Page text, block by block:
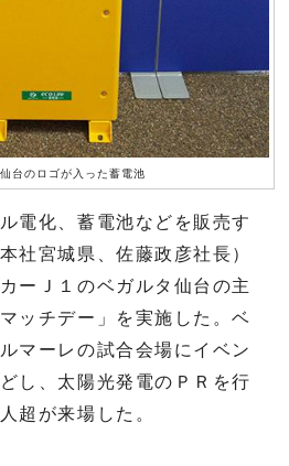
台のロゴが入った蓄電池
電化、蓄電池などを販売す
社宮城県、佐藤政彦社長）
ーＪ１のベガルタ仙台の主
ッチデー」を実施した。ベ
マーレの試合会場にイベン
し、太陽光発電のＰＲを行
超が来場した。